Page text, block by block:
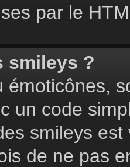
par le
smileys ?
émoticônes,
un code
smileys
de ne pas